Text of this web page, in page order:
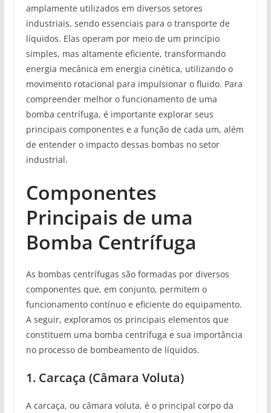
amplamente utilizados em diversos setores
industriais, sendo essenciais para o transporte de
líquidos. Elas operam por meio de um princípio
simples, mas altamente eficiente, transformando
energia mecânica em energia cinética, utilizando o
movimento rotacional para impulsionar o fluido. Para
compreender melhor o funcionamento de uma
bomba centrífuga, é importante explorar seus
principais componentes e a função de cada um, além
de entender o impacto dessas bombas no setor
industrial.
Componentes
Principais de uma
Bomba Centrífuga
As bombas centrífugas são formadas por diversos
componentes que, em conjunto, permitem o
funcionamento contínuo e eficiente do equipamento.
A seguir, exploramos os principais elementos que
constituem uma bomba centrífuga e sua importância
no processo de bombeamento de líquidos.
1. Carcaça (Câmara Voluta)
A carcaça, ou câmara voluta, é o principal corpo da